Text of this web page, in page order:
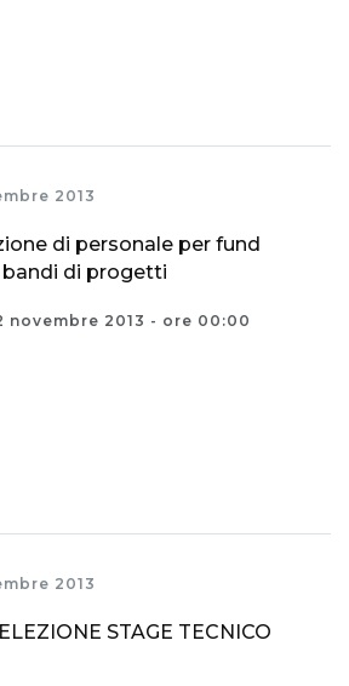
2013
di personale per fund
di progetti
novembre 2013 - ore 00:00
2013
STAGE TECNICO